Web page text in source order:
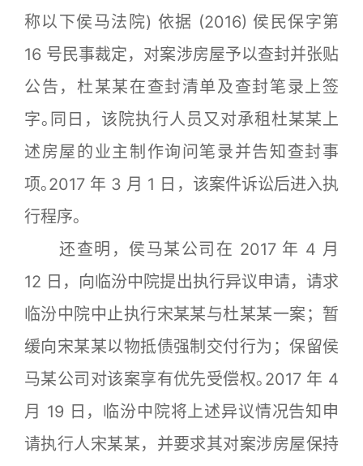
称以下侯马法院) 依据 (2016) 侯民保字第
16 号民事裁定，对案涉房屋予以查封并张贴
公告，杜某某在查封清单及查封笔录上签
字｡同日，该院执行人员又对承租杜某某上
述房屋的业主制作询问笔录并告知查封事
项｡2017 年 3 月 1 日，该案件诉讼后进入执
行程序｡
还查明，侯马某公司在 2017 年 4 月
12 日，向临汾中院提出执行异议申请，请求
临汾中院中止执行宋某某与杜某某一案；暂
缓向宋某某以物抵债强制交付行为；保留侯
马某公司对该案享有优先受偿权｡2017 年 4
月 19 日，临汾中院将上述异议情况告知申
请执行人宋某某，并要求其对案涉房屋保持